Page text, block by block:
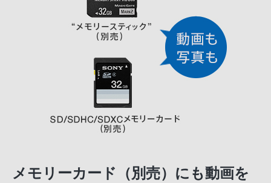
メモリーカード（別売）にも動画を